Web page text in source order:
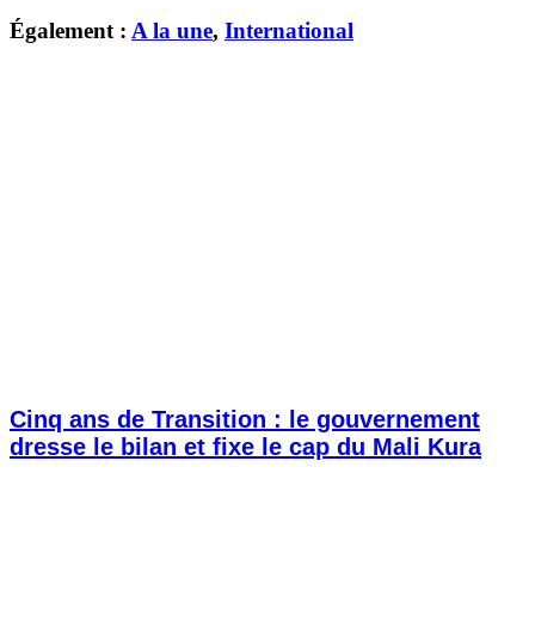
Également : A la une, International
Cinq ans de Transition : le gouvernement
dresse le bilan et fixe le cap du Mali Kura